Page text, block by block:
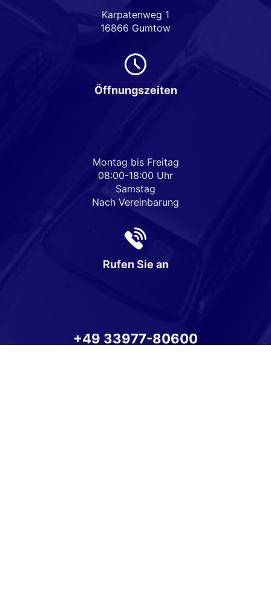
Karpatenweg 1
16866 Gumtow
Öffnungszeiten
Montag bis Freitag
08:00-18:00 Uhr
Samstag
Nach Vereinbarung
Rufen Sie an
+49 33977-80600